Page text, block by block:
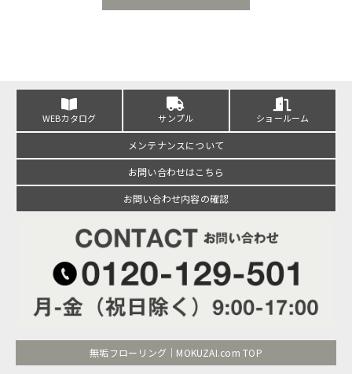
WEBカタログ サンプル ショールーム
メンテナンスについて
お問い合わせはこちら
お問い合わせ内容の確認
無垢フローリング｜MOKUZAI.com TOP